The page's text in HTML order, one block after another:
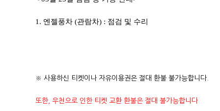
1. 엔젤풍차 (관람차) : 점검 및 수리
※ 사용하신 티켓이나 자유이용권은 절대 환불 불가능합니다.
또한, 우천으로 인한 티켓 교환 환불은 절대 불가능합니다